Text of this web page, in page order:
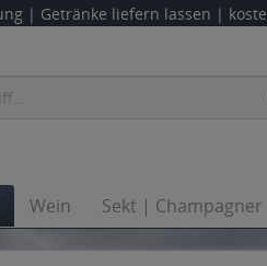
| Getränke liefern lassen |
Wein Sekt | Champagner